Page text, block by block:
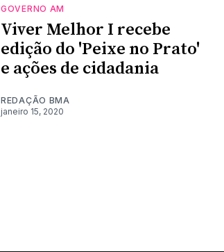
GOVERNO AM
Viver Melhor I recebe
edição do 'Peixe no Prato'
e ações de cidadania
REDAÇÃO BMA
janeiro 15, 2020